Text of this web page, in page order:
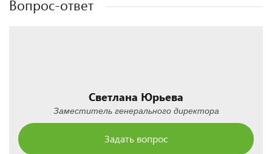
Вопрос-ответ
Светлана Юрьева
Заместитель генерального директора
Задать вопрос